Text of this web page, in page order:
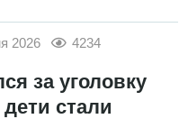
2026 4234
за уголовку
стали